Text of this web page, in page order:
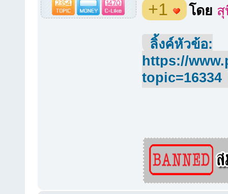
2354 1470 +1 โดย
ลิ้งค์หัวข้อ:
https://
topic=16334